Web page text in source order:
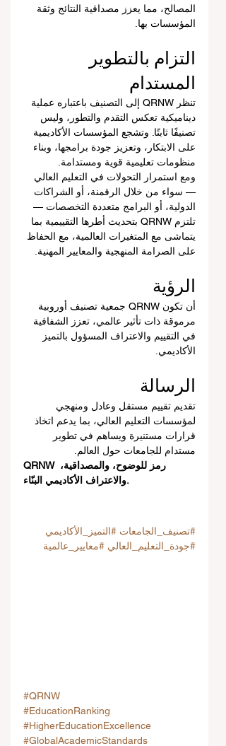
المصالح، مما يعزز مصداقية النتائج وثقة
المؤسسات بها.
التزام بالتطوير
المستدام
تنظر QRNW إلى التصنيف باعتباره عملية
ديناميكية تعكس التقدم والتطور، وليس
تصنيفًا ثابتًا. وتشجع المؤسسات الأكاديمية
على الابتكار، وتعزيز جودة برامجها، وبناء
منظومات تعليمية قوية ومستدامة.
ومع استمرار التحولات في التعليم العالي
— سواء من خلال الرقمنة، أو الشراكات
الدولية، أو البرامج متعددة التخصصات —
تلتزم QRNW بتحديث أطرها التقييمية بما
يتماشى مع المتغيرات العالمية، مع الحفاظ
على الصرامة المنهجية والمعايير المهنية.
الرؤية
أن تكون QRNW جمعية تصنيف أوروبية
مرموقة ذات تأثير عالمي، تعزز الشفافية
في التقييم والاعتراف المسؤول بالتميز
الأكاديمي.
الرسالة
تقديم تقييم مستقل وعادل ومنهجي
لمؤسسات التعليم العالي، بما يدعم اتخاذ
قرارات مستنيرة ويساهم في تطوير
مستدام للجامعات حول العالم.
QRNW رمز للوضوح، والمصداقية،
والاعتراف الأكاديمي البنّاء.
#تصنيف_الجامعات #التميز_الأكاديمي
#جودة_التعليم_العالي #معايير_عالمية
#QRNW
#EducationRanking
#HigherEducationExcellence
#GlobalAcademicStandards